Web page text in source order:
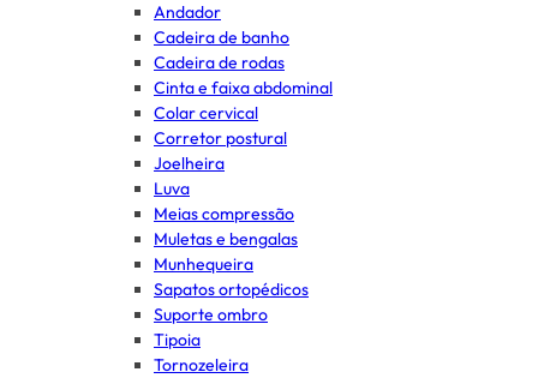
Andador
Cadeira de banho
Cadeira de rodas
Cinta e faixa abdominal
Colar cervical
Corretor postural
Joelheira
Luva
Meias compressão
Muletas e bengalas
Munhequeira
Sapatos ortopédicos
Suporte ombro
Tipoia
Tornozeleira